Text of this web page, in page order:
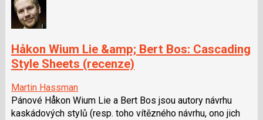
Håkon Wium Lie &amp; Bert Bos: Cascading
Style Sheets (recenze)
Martin Hassman
Pánové Håkon Wium Lie a Bert Bos jsou autory návrhu
kaskádových stylů (resp. toho vítězného návrhu, ono jich